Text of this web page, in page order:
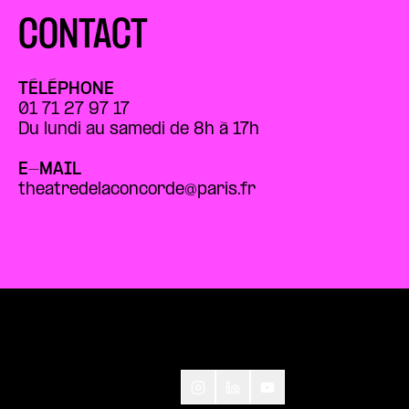
CONTACT
TÉLÉPHONE
01 71 27 97 17
Du lundi au samedi de 8h à 17h
E-MAIL
theatredelaconcorde@paris.fr